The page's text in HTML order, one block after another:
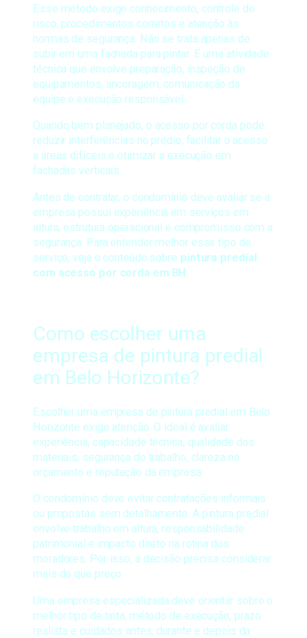
Esse método exige conhecimento, controle de
risco, procedimentos corretos e atenção às
normas de segurança. Não se trata apenas de
subir em uma fachada para pintar. É uma atividade
técnica que envolve preparação, inspeção de
equipamentos, ancoragem, comunicação da
equipe e execução responsável.
Quando bem planejado, o acesso por corda pode
reduzir interferências no prédio, facilitar o acesso
a áreas difíceis e otimizar a execução em
fachadas verticais.
Antes de contratar, o condomínio deve avaliar se a
empresa possui experiência em serviços em
altura, estrutura operacional e compromisso com a
segurança. Para entender melhor esse tipo de
serviço, veja o conteúdo sobre pintura predial
com acesso por corda em BH
Como escolher uma
empresa de pintura predial
em Belo Horizonte?
Escolher uma empresa de pintura predial em Belo
Horizonte exige atenção. O ideal é avaliar
experiência, capacidade técnica, qualidade dos
materiais, segurança do trabalho, clareza no
orçamento e reputação da empresa.
O condomínio deve evitar contratações informais
ou propostas sem detalhamento. A pintura predial
envolve trabalho em altura, responsabilidade
patrimonial e impacto direto na rotina dos
moradores. Por isso, a decisão precisa considerar
mais do que preço.
Uma empresa especializada deve orientar sobre o
melhor tipo de tinta, método de execução, prazo
realista e cuidados antes, durante e depois da